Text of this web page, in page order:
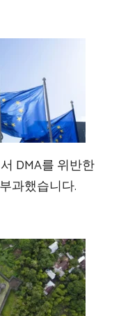
DMA를 위반한
과했습니다.